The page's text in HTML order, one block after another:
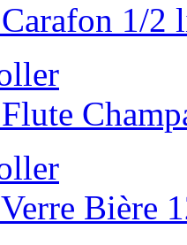
Carafon 1/2
Flute
Verre Bière